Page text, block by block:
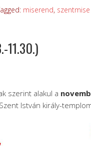
miserend, szentmise
11.30.)
szerint alakul a
István király-